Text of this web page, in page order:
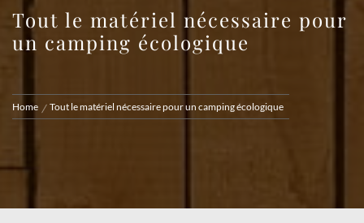
Tout le matériel nécessaire pour
un camping écologique
Home Tout le matériel nécessaire pour un camping écologique